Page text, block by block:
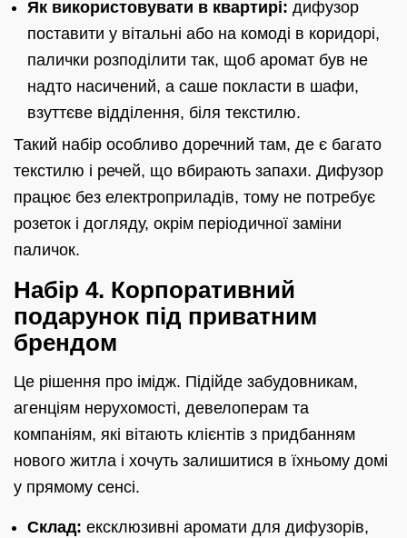
Як використовувати в квартирі: дифузор
поставити у вітальні або на комоді в коридорі,
палички розподілити так, щоб аромат був не
надто насичений, а саше покласти в шафи,
взуттєве відділення, біля текстилю.
Такий набір особливо доречний там, де є багато
текстилю і речей, що вбирають запахи. Дифузор
працює без електроприладів, тому не потребує
розеток і догляду, окрім періодичної заміни
паличок.
Набір 4. Корпоративний
подарунок під приватним
брендом
Це рішення про імідж. Підійде забудовникам,
агенціям нерухомості, девелоперам та
компаніям, які вітають клієнтів з придбанням
нового житла і хочуть залишитися в їхньому домі
у прямому сенсі.
Склад: ексклюзивні аромати для дифузорів,